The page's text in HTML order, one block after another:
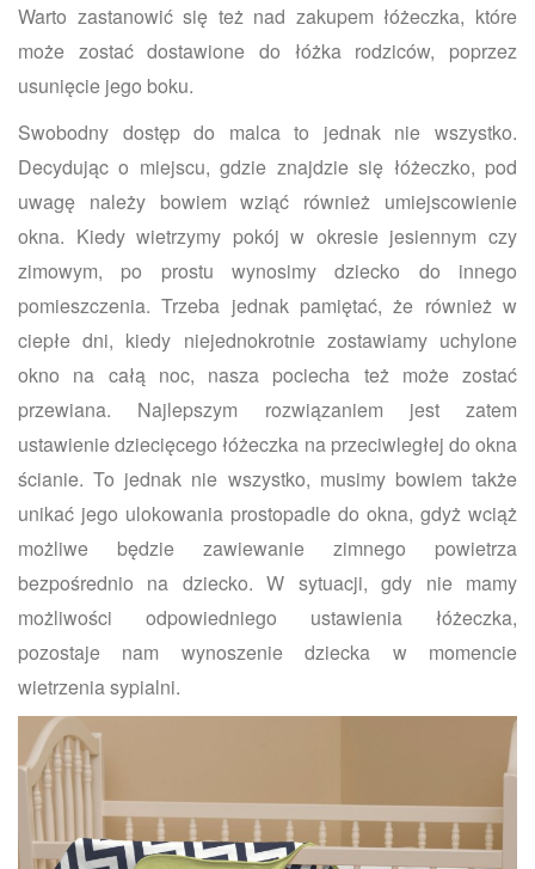
Warto zastanowić się też nad zakupem łóżeczka, które
może zostać dostawione do łóżka rodziców, poprzez
usunięcie jego boku.
Swobodny dostęp do malca to jednak nie wszystko.
Decydując o miejscu, gdzie znajdzie się łóżeczko, pod
uwagę należy bowiem wziąć również umiejscowienie
okna. Kiedy wietrzymy pokój w okresie jesiennym czy
zimowym, po prostu wynosimy dziecko do innego
pomieszczenia. Trzeba jednak pamiętać, że również w
ciepłe dni, kiedy niejednokrotnie zostawiamy uchylone
okno na całą noc, nasza pociecha też może zostać
przewiana. Najlepszym rozwiązaniem jest zatem
ustawienie dziecięcego łóżeczka na przeciwległej do okna
ścianie. To jednak nie wszystko, musimy bowiem także
unikać jego ulokowania prostopadle do okna, gdyż wciąż
możliwe będzie zawiewanie zimnego powietrza
bezpośrednio na dziecko. W sytuacji, gdy nie mamy
możliwości odpowiedniego ustawienia łóżeczka,
pozostaje nam wynoszenie dziecka w momencie
wietrzenia sypialni.